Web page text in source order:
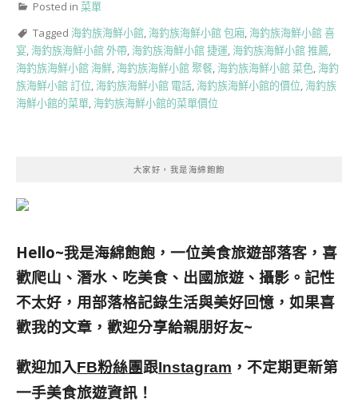
Posted in 菜單
Tagged 海釣族海鮮小館, 海釣族海鮮小館 包廂, 海釣族海鮮小館 喜
宴, 海釣族海鮮小館 外帶, 海釣族海鮮小館 捷運, 海釣族海鮮小館 推薦,
海釣族海鮮小館 海鮮, 海釣族海鮮小館 聚餐, 海釣族海鮮小館 菜色, 海釣
族海鮮小館 訂位, 海釣族海鮮小館 電話, 海釣族海鮮小館的價位, 海釣族
海鮮小館的菜單, 海釣族海鮮小館的菜單價位
大家好，我是海綿飽飽
Hello~我是海綿飽飽，一位美食旅遊部落客， 喜
歡爬山、潛水、吃美食、出國旅遊、攝影。 記性
不太好，用部落格記錄生活與美好回憶， 如果喜
歡我的文章，歡迎分享給親朋好友~
歡迎加入FB粉絲團跟Instagram ，不定期更新第
一手美食旅遊資訊！